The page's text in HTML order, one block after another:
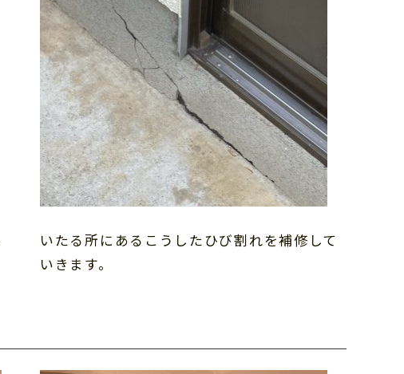
いたる所にあるこうしたひび割れを補修して
いきます。